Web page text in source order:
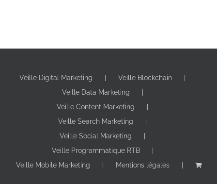
Veille Digital Marketing
Veille Blockchain
Veille Data Marketing
Veille Content Marketing
Veille Search Marketing
Veille Social Marketing
Veille Programmatique RTB
Veille Mobile Marketing
Mentions légales